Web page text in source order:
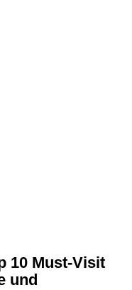
10 Must-Visit
und